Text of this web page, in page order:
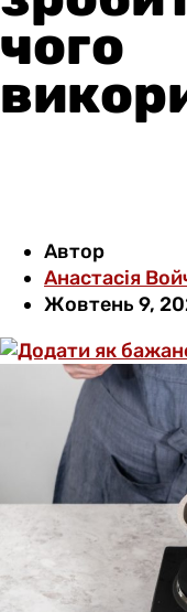
чого
Автор
Анастасія
Жовтень 9,